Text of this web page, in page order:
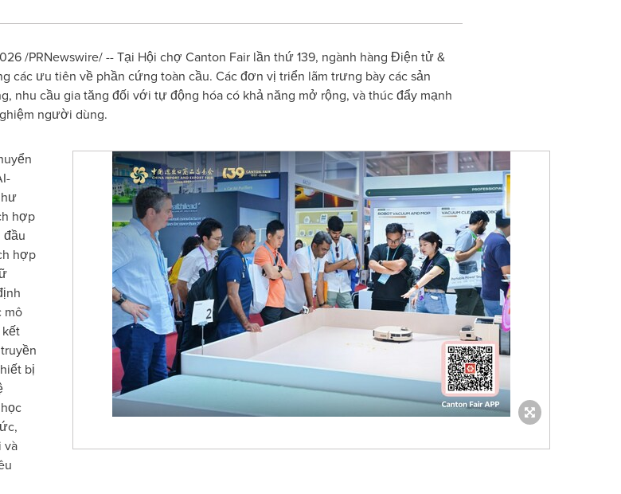
/PRNewswire/ -- Tại Hội chợ Canton Fair lần thứ 139, ngành hàng Điện tử &
các ưu tiên về phần cứng toàn cầu. Các đơn vị triển lãm trưng bày các sản
nhu cầu gia tăng đối với tự động hóa có khả năng mở rộng, và thúc đẩy mạnh
người dùng.
hợp
hợp
mô
bị
và